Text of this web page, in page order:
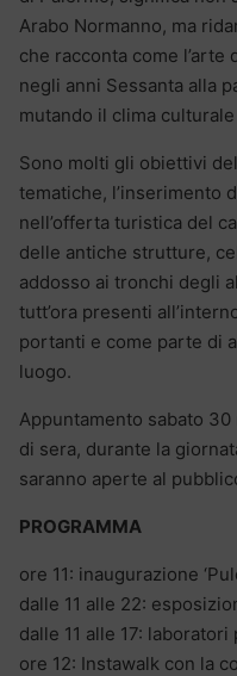
Arabo Normanno, ma
che racconta come
negli anni Sessanta alla
mutando il clima
Sono molti gli obiettivi
tematiche, l’inserimento
nell’offerta turistica del
delle antiche strutture,
addosso ai tronchi degli
tutt’ora presenti
portanti e come parte di
luogo.
Appuntamento sabato
di sera, durante la
saranno aperte al
PROGRAMMA
ore 11: inaugurazione
dalle 11 alle 22:
dalle 11 alle 17: laboratori
ore 12: Instawalk con la